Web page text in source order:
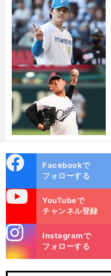
大
・
」
ok
Facebookで
フォローする
YouTubeで
チャンネル登録
m
Instagramで
フォローする